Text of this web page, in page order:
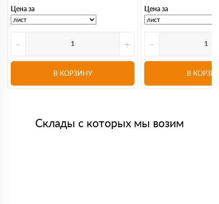
Цена за
- +
В КОРЗИНУ
Цена за
-
В
Склады с которых мы возим